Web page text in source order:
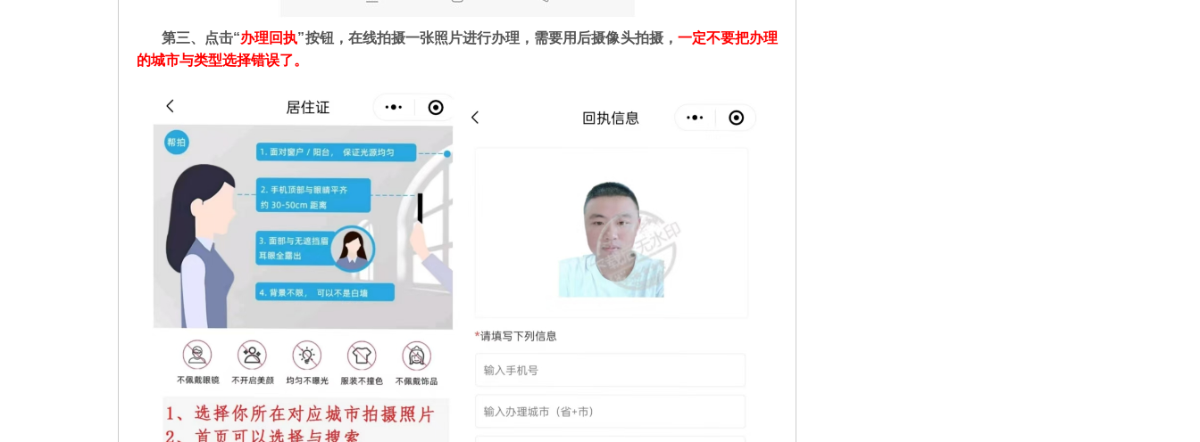
第三、点击“办理回执”按钮，在线拍摄一张照片进行办理，需要用后摄像头拍摄， 一定不要把办理
的城市与类型选择错误了。